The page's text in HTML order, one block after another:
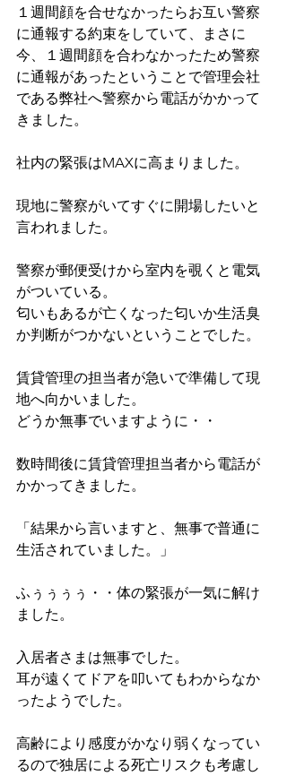
１週間顔を合せなかったらお互い警察
に通報する約束をしていて、まさに
今、１週間顔を合わなかったため警察
に通報があったということで管理会社
である弊社へ警察から電話がかかって
きました。
社内の緊張はMAXに高まりました。
現地に警察がいてすぐに開場したいと
言われました。
警察が郵便受けから室内を覗くと電気
がついている。
匂いもあるが亡くなった匂いか生活臭
か判断がつかないということでした。
賃貸管理の担当者が急いで準備して現
地へ向かいました。
どうか無事でいますように・・
数時間後に賃貸管理担当者から電話が
かかってきました。
「結果から言いますと、無事で普通に
生活されていました。」
ふぅぅぅぅ・・体の緊張が一気に解け
ました。
入居者さまは無事でした。
耳が遠くてドアを叩いてもわからなか
ったようでした。
高齢により感度がかなり弱くなってい
るので独居による死亡リスクも考慮し